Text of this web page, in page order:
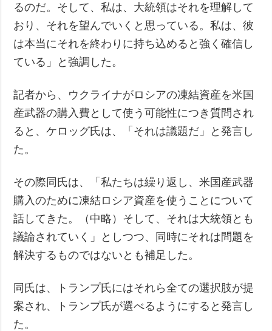
るのだ。そして、私は、大統領はそれを理解して
おり、それを望んでいくと思っている。私は、彼
は本当にそれを終わりに持ち込めると強く確信し
ている」と強調した。
記者から、ウクライナがロシアの凍結資産を米国
産武器の購入費として使う可能性につき質問され
ると、ケロッグ氏は、「それは議題だ」と発言し
た。
その際同氏は、「私たちは繰り返し、米国産武器
購入のために凍結ロシア資産を使うことについて
話してきた。（中略）そして、それは大統領とも
議論されていく」としつつ、同時にそれは問題を
解決するものではないとも補足した。
同氏は、トランプ氏にはそれら全ての選択肢が提
案され、トランプ氏が選べるようにすると発言し
た。